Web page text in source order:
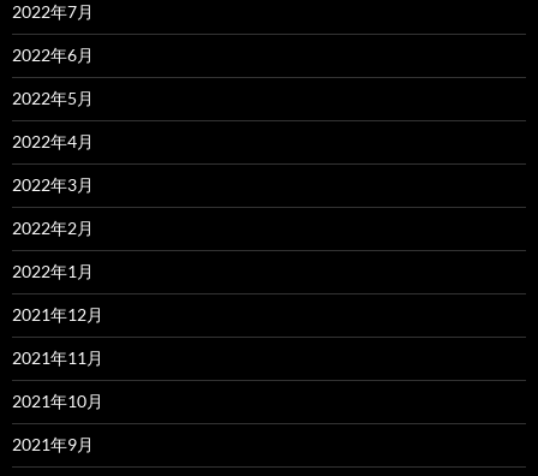
2022年7月
2022年6月
2022年5月
2022年4月
2022年3月
2022年2月
2022年1月
2021年12月
2021年11月
2021年10月
2021年9月